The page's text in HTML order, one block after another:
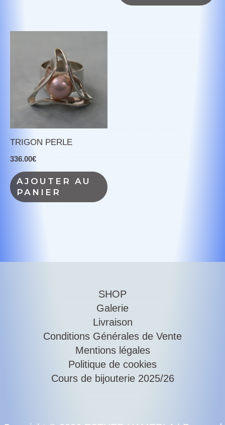
TRIGON PERLE
336.00€
AJOUTER AU
PANIER
SHOP
Galerie
Livraison
Conditions Générales de Vente
Mentions légales
Politique de cookies
Cours de bijouterie 2025/26